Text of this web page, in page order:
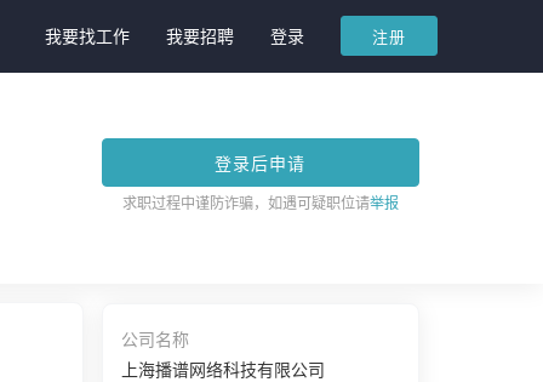
我要找工作 我要招聘 登录 注册
登录后申请
求职过程中谨防诈骗，如遇可疑职位请举报
公司名称
上海播谱网络科技有限公司